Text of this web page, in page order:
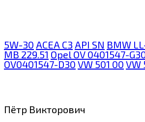
5W-30 ACEA C3 API SN BMW
MB 229.51 Opel OV 0401547-
OV0401547-D30 VW 501 00 VW
Пётр Викторович